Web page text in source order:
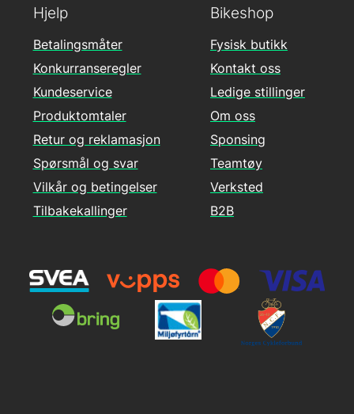
Hjelp
Betalingsmåter
Konkurranseregler
Kundeservice
Produktomtaler
Retur og reklamasjon
Spørsmål og svar
Vilkår og betingelser
Tilbakekallinger
Bikeshop
Fysisk butikk
Kontakt oss
Ledige stillinger
Om oss
Sponsing
Teamtøy
Verksted
B2B